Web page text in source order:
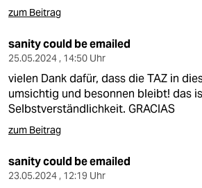
zum Beitrag
sanity could be emailed
25.05.2024 , 14:50 Uhr
vielen Dank dafür, dass die TAZ in
umsichtig und besonnen bleibt! das
Selbstverständlichkeit. GRACIAS
zum Beitrag
sanity could be emailed
23.05.2024 , 12:19 Uhr